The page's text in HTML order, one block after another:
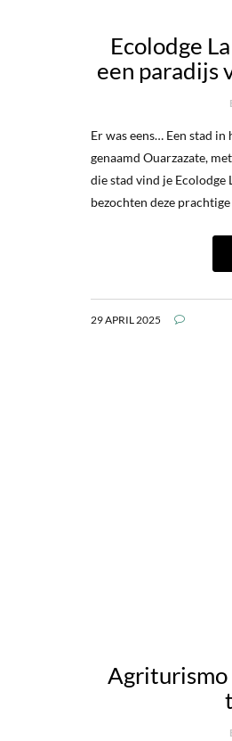
Ecolodge
een paradijs
Er was eens… Een stad
genaamd Ouarzazate,
die stad vind je Ecolodge
bezochten deze
29 APRIL 2025
Agriturismo